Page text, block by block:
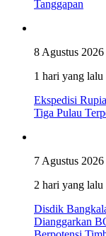
Tanggapan
8 Agustus
1 hari yang lalu
Ekspedisi
Tiga Pulau
7 Agustus
2 hari yang lalu
Disdik
Dianggarkan